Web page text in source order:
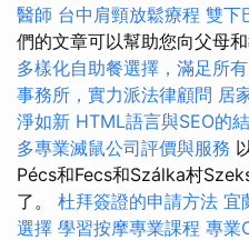
醫師 台中肩頸放鬆療程 雙下
們的文章可以幫助您向父母
多樣化自助餐選擇，滿足所
事務所，實力派法律顧問 居
淨如新 HTML語言與SEO的
多專業滅鼠公司評價與服務
Pécs和Fecs和Szálka村
了。 杜拜簽證的申請方法 宜
選擇 學習按摩專業課程 專業